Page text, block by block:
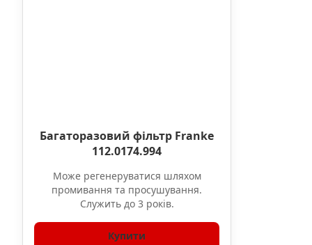
Багаторазовий фільтр Franke
112.0174.994
Може регенеруватися шляхом
промивання та просушування.
Служить до 3 років.
Купити